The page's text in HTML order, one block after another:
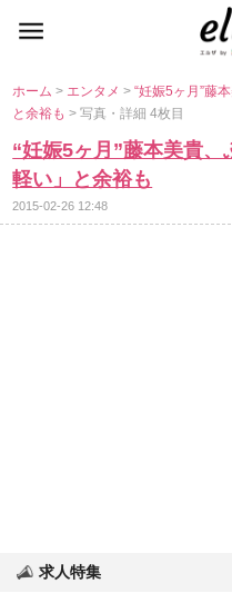
ホーム> エンタメ>“妊娠5ヶ月”藤
と余裕も> 写真・詳細 4枚目
“妊娠5ヶ月”藤本美貴
軽い」と余裕も
2015-02-26 12:48
求人特集